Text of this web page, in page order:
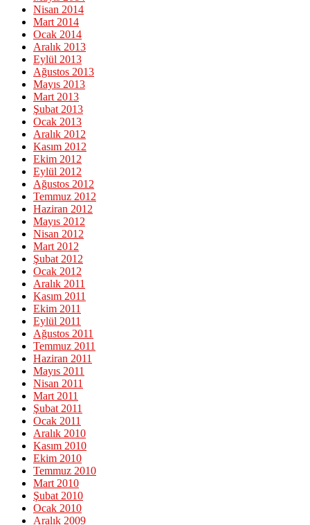
Nisan 2014
Mart 2014
Ocak 2014
Aralık 2013
Eylül 2013
Ağustos 2013
Mayıs 2013
Mart 2013
Şubat 2013
Ocak 2013
Aralık 2012
Kasım 2012
Ekim 2012
Eylül 2012
Ağustos 2012
Temmuz 2012
Haziran 2012
Mayıs 2012
Nisan 2012
Mart 2012
Şubat 2012
Ocak 2012
Aralık 2011
Kasım 2011
Ekim 2011
Eylül 2011
Ağustos 2011
Temmuz 2011
Haziran 2011
Mayıs 2011
Nisan 2011
Mart 2011
Şubat 2011
Ocak 2011
Aralık 2010
Kasım 2010
Ekim 2010
Temmuz 2010
Mart 2010
Şubat 2010
Ocak 2010
Aralık 2009